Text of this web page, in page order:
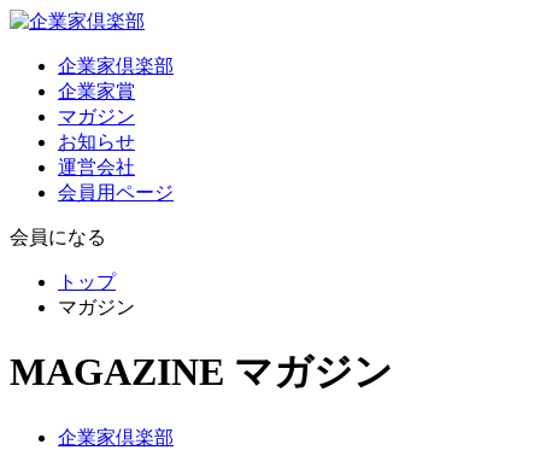
企業家倶楽部
企業家賞
マガジン
お知らせ
運営会社
会員用ページ
会員になる
トップ
マガジン
MAGAZINE マガジン
企業家倶楽部